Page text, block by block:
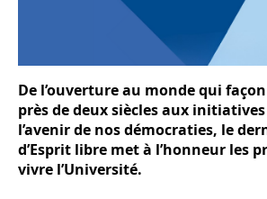
De l’ouverture au monde qui
près de deux siècles aux
l’avenir de nos démocraties, le
d’Esprit libre met à l’honneur les
vivre l’Université.